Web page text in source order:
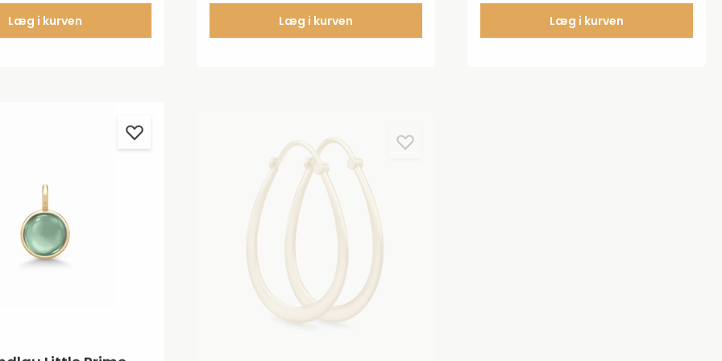
- 18 cm.
Læg i kurven
imellem 16,5 - 18 cm.
Læg i kurven Læg i kurven